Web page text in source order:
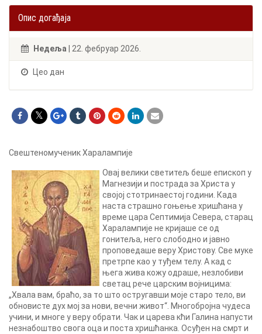
Опис догађаја
Недеља | 22. фебруар 2026.
Цео дан
Свештеномученик Харалампије
Овај велики светитељ беше епископ у
Магнезији и пострада за Христа у
својој стотринаестој години. Када
наста страшно гоњење хришћана у
време цара Септимија Севера, старац
Харалампије не кријаше се од
гонитеља, него слободно и јавно
проповедаше веру Христову. Све муке
претрпе као у туђем телу. А кад с
њега жива кожу одраше, незлобиви
светац рече царским војницима:
„Хвала вам, браћо, за то што остругавши моје старо тело, ви
обновисте дух мој за нови, вечни живот“. Многобројна чудеса
учини, и многе у веру обрати. Чак и царева кћи Галина напусти
незнабоштво свога оца и поста хришћанка. Осуђен на смрт и